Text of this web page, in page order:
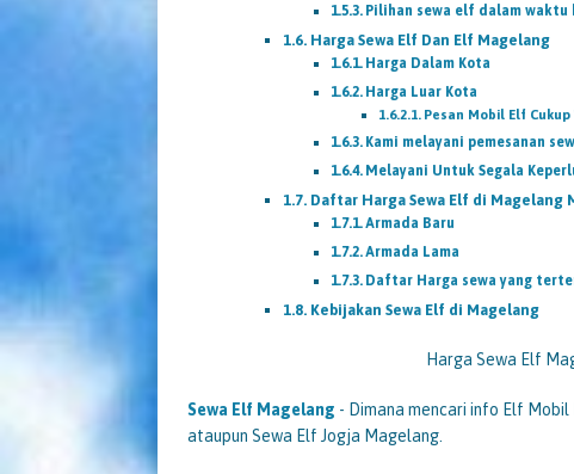
Pilihan sewa elf dalam waktu
Harga Sewa Elf Dan Elf Magelang
Harga Dalam Kota
Harga Luar Kota
Pesan Mobil Elf
Kami melayani pemesanan
Melayani Untuk Segala
Daftar Harga Sewa Elf di Magelang
Armada Baru
Armada Lama
Daftar Harga sewa yang
Kebijakan Sewa Elf di Magelang
Harga Sewa Elf
Sewa Elf Magelang - Dimana mencari info Elf
ataupun Sewa Elf Jogja Magelang.